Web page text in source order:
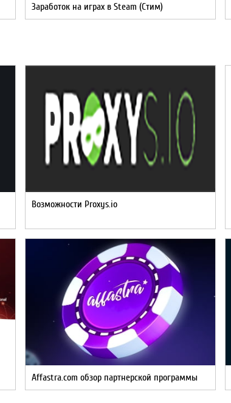
Заработок на играх в Steam (Стим)
Возможности Proxys.io
Affastra.com обзор партнерской программы